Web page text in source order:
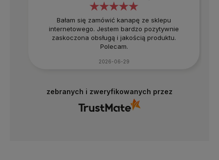
Bałam się zamówić kanapę ze sklepu
internetowego. Jestem bardzo pozytywnie
zaskoczona obsługą i jakością produktu.
Polecam.
2026-06-29
zebranych i zweryfikowanych przez